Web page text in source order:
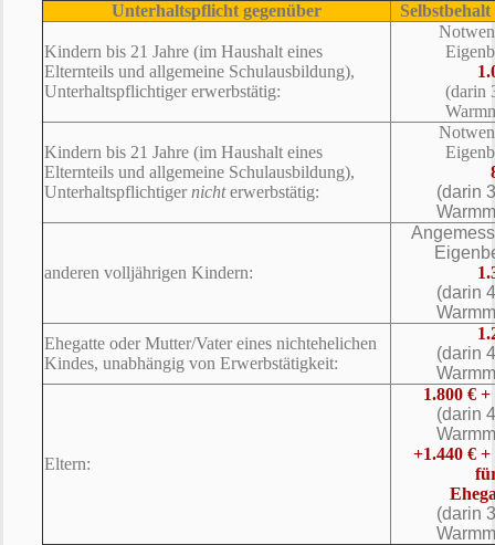
Unterhaltspflicht gegenüber Selbstbehalt
Kindern bis 21 Jahre (im Haushalt eines
Elternteils und allgemeine Schulausbildung),
Unterhaltspflichtiger erwerbstätig:
(darin
Kindern bis 21 Jahre (im Haushalt eines
Elternteils und allgemeine Schulausbildung),
Unterhaltspflichtigernichterwerbstätig:
(darin
anderen volljährigen Kindern:
(darin
Ehegatte oder Mutter/Vater eines nichtehelichen
Kindes, unabhängig von Erwerbstätigkeit:
(darin
Eltern:
1.800 €
(darin
+1.440 €
(darin